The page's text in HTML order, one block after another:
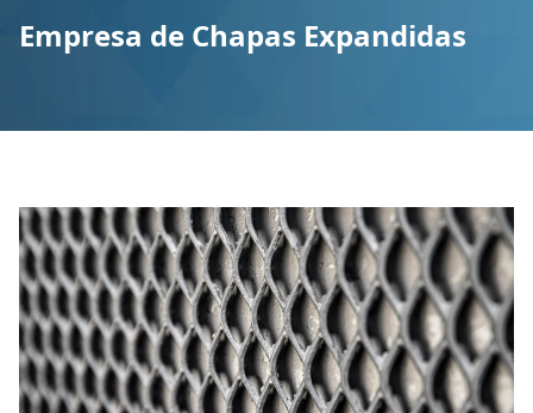
Segmentos
Empresa de Chapas Expandidas